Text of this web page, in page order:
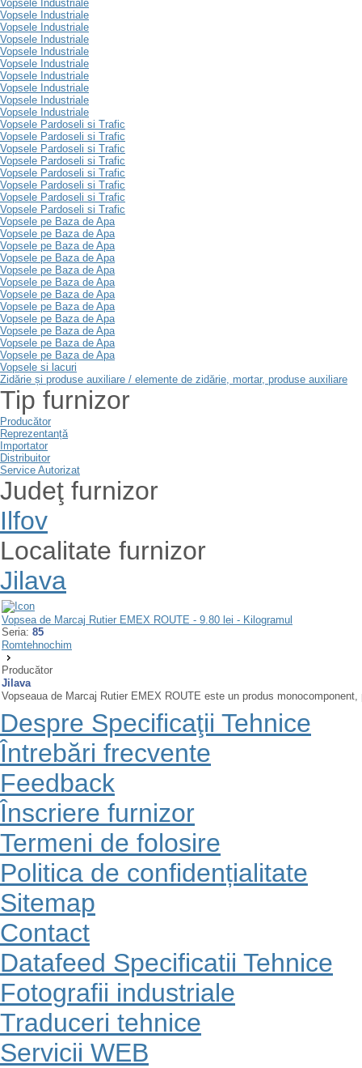
Vopsele Industriale
Vopsele Industriale
Vopsele Industriale
Vopsele Industriale
Vopsele Industriale
Vopsele Industriale
Vopsele Industriale
Vopsele Industriale
Vopsele Industriale
Vopsele Industriale
Vopsele Pardoseli si Trafic
Vopsele Pardoseli si Trafic
Vopsele Pardoseli si Trafic
Vopsele Pardoseli si Trafic
Vopsele Pardoseli si Trafic
Vopsele Pardoseli si Trafic
Vopsele Pardoseli si Trafic
Vopsele Pardoseli si Trafic
Vopsele pe Baza de Apa
Vopsele pe Baza de Apa
Vopsele pe Baza de Apa
Vopsele pe Baza de Apa
Vopsele pe Baza de Apa
Vopsele pe Baza de Apa
Vopsele pe Baza de Apa
Vopsele pe Baza de Apa
Vopsele pe Baza de Apa
Vopsele pe Baza de Apa
Vopsele pe Baza de Apa
Vopsele pe Baza de Apa
Vopsele si lacuri
Zidărie și produse auxiliare / elemente de zidărie, mortar, produse auxiliare
Tip furnizor
Producător
Reprezentanță
Importator
Distribuitor
Service Autorizat
Judeţ furnizor
Ilfov
Localitate furnizor
Jilava
Vopsea de Marcaj Rutier EMEX ROUTE - 9.80 lei - Kilogramul
Seria: 85
Romtehnochim
Producător
Jilava
Vopseaua de Marcaj Rutier EMEX ROUTE este un produs
Despre Specificaţii Tehnice
Întrebări frecvente
Feedback
Înscriere furnizor
Termeni de folosire
Politica de confidențialitate
Sitemap
Contact
Datafeed Specificatii Tehnice
Fotografii industriale
Traduceri tehnice
Servicii WEB